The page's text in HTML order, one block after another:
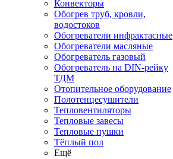
Конвекторы
Обогрев труб, кровли,
водостоков
Обогреватели инфрактасные
Обогреватели масляные
Обогреватель газовый
Обогреватель на DIN-рейку
ТДМ
Отопительное оборудование
Полотенцесушители
Тепловентиляторы
Тепловые завесы
Тепловые пушки
Тёплый пол
Ещё